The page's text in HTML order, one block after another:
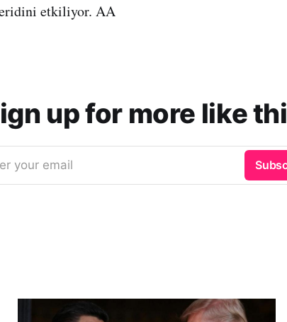
etkiliyor. AA
up for more like
your email